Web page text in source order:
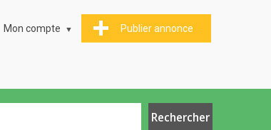
Publier annonce
Mon compte